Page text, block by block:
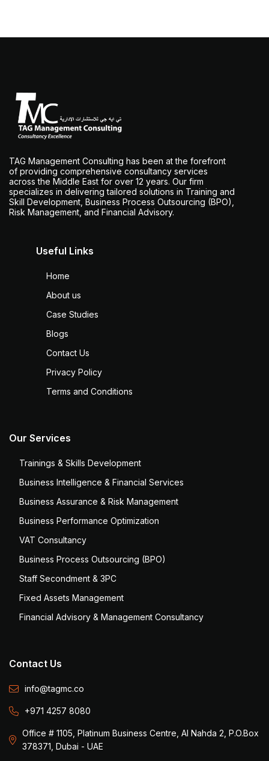
TAG Management Consulting has been at the forefront
of providing comprehensive consultancy services
across the Middle East for over 12 years. Our firm
specializes in delivering tailored solutions in Training and
Skill Development, Business Process Outsourcing (BPO),
Risk Management, and Financial Advisory.
Useful Links
Home
About us
Case Studies
Blogs
Contact Us
Privacy Policy
Terms and Conditions
Our Services
Trainings & Skills Development
Business Intelligence & Financial Services
Business Assurance & Risk Management
Business Performance Optimization
VAT Consultancy
Business Process Outsourcing (BPO)
Staff Secondment & 3PC
Fixed Assets Management
Financial Advisory & Management Consultancy
Contact Us
info@tagmc.co
+971 4257 8080
Office # 1105, Platinum Business Centre, Al Nahda 2, P.O.Box
378371, Dubai - UAE